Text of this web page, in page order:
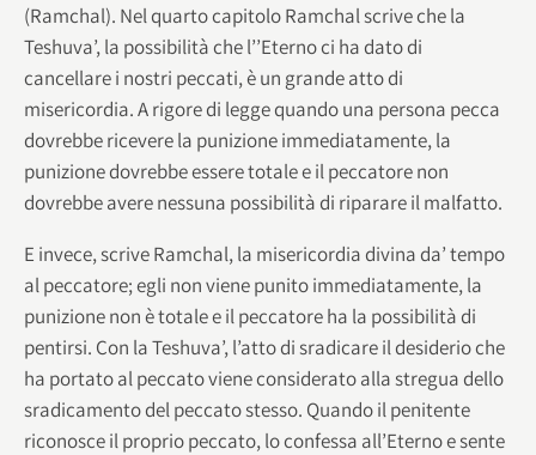
(Ramchal). Nel quarto capitolo Ramchal scrive che la
Teshuva’, la possibilità che l’’Eterno ci ha dato di
cancellare i nostri peccati, è un grande atto di
misericordia. A rigore di legge quando una persona pecca
dovrebbe ricevere la punizione immediatamente, la
punizione dovrebbe essere totale e il peccatore non
dovrebbe avere nessuna possibilità di riparare il malfatto.
E invece, scrive Ramchal, la misericordia divina da’ tempo
al peccatore; egli non viene punito immediatamente, la
punizione non è totale e il peccatore ha la possibilità di
pentirsi. Con la Teshuva’, l’atto di sradicare il desiderio che
ha portato al peccato viene considerato alla stregua dello
sradicamento del peccato stesso. Quando il penitente
riconosce il proprio peccato, lo confessa all’Eterno e sente